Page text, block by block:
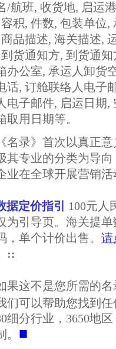
/航班, 收货地, 启运
积, 件数, 包装单位,
品描述, 海关描述,
货通知方, 到货通
办公室, 承运人卸货
话, 订舱联络人电子
电子邮件, 启运日期,
取用日期等。
名录》首次以真正
其专业的分类为导
业在全球开展营销
据定价指引
100元人
为引导页。海关提
，单个计价出售。 请
::
果这不是您所需的
们可以帮助您找到
细分行业，3650地
。 ■